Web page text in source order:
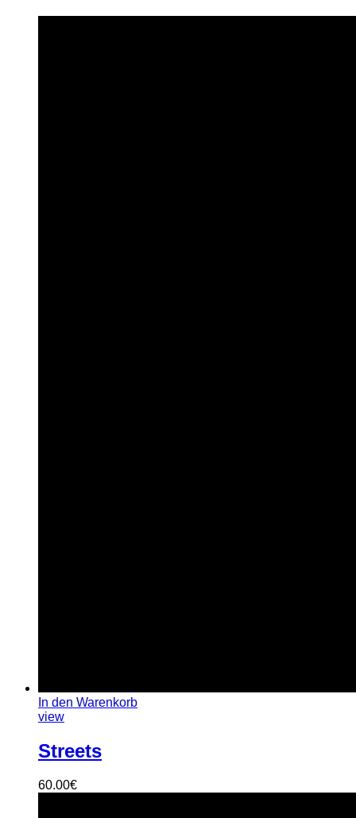
In den Warenkorb
view
Streets
60.00€